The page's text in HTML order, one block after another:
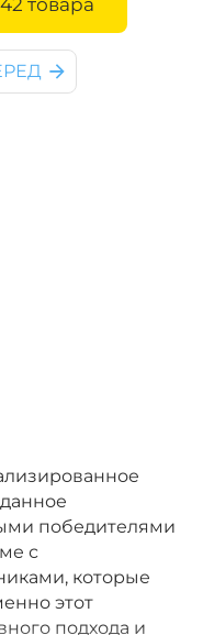
победителями
с
которые
этот
подхода и